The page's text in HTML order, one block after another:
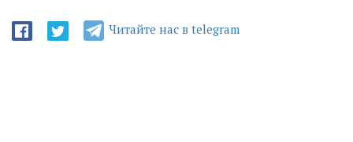
Читайте нас в telegram